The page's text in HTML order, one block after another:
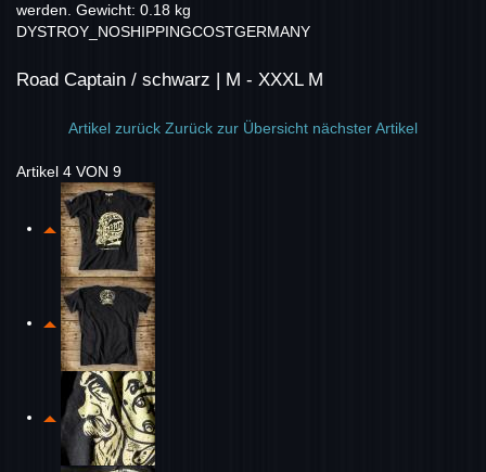
werden. Gewicht: 0.18 kg
DYSTROY_NOSHIPPINGCOSTGERMANY
Road Captain / schwarz | M - XXXL M
Artikel zurück Zurück zur Übersicht nächster Artikel
Artikel 4 VON 9